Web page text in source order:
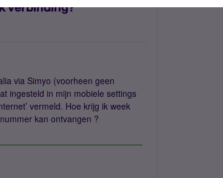
verbinding?
via Simyo (voorheen geen
ingesteld in mijn mobiele settings
vermeld. Hoe krijg ik week
kan ontvangen ?